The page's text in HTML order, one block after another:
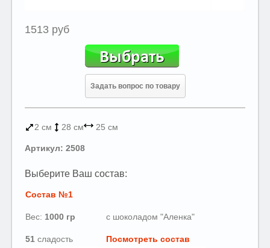
1513 руб
Задать вопрос по товару
2 см 28 см 25 см
Артикул: 2508
Выберите Ваш состав:
Состав №1
Вес: 1000 гр с шоколадом "Аленка"
51 сладость Посмотреть состав